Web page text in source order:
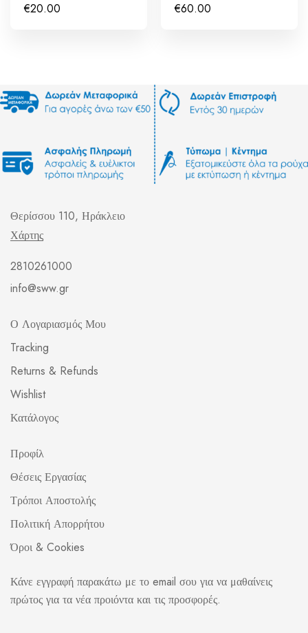
€20.00 €60.00
Θερίσσου 110, Ηράκλειο
Χάρτης
2810261000
info@sww.gr
Ο Λογαριασμός Μου
Tracking
Returns & Refunds
Wishlist
Κατάλογος
Προφίλ
Θέσεις Εργασίας
Τρόποι Αποστολής
Πολιτική Απορρήτου
Όροι & Cookies
Κάνε εγγραφή παρακάτω με το email σου για να μαθαίνεις
πρώτος για τα νέα προιόντα και τις προσφορές.